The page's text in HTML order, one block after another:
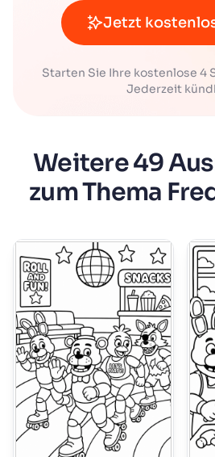
Jetzt
Starten Sie Ihre kostenlose 4
Jederzeit
Weitere 49
zum Thema